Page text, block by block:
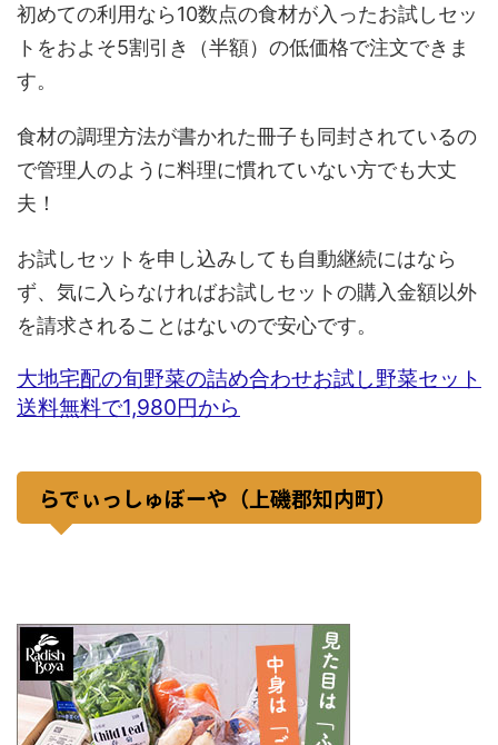
初めての利用なら10数点の食材が入ったお試しセッ
トをおよそ5割引き（半額）の低価格で注文できま
す。
食材の調理方法が書かれた冊子も同封されているの
で管理人のように料理に慣れていない方でも大丈
夫！
お試しセットを申し込みしても自動継続にはなら
ず、気に入らなければお試しセットの購入金額以外
を請求されることはないので安心です。
大地宅配の旬野菜の詰め合わせお試し野菜セット
送料無料で1,980円から
らでぃっしゅぼーや（上磯郡知内町）